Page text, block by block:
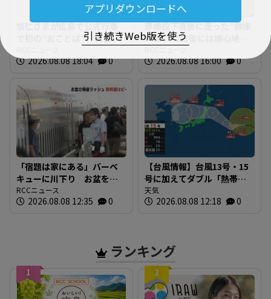
アプリダウンロードへ
引き続きWeb版を使う
悠仁さまが広島で公式行事
で初の“おことば” 朝食作
は博物館を視察
2026.08.08 18:04 0
原爆投下直後に走った“救援
バス” 2日後には爆心地至
ら復興まで支えた“バスの歴
2026.08.08 16:00 0
「宿題は家にある」バーベ
キューに川下り お盆をふ
るさとで 帰省ラッシュピ
ークで新幹線の下りはほぼ
RCCニュース
2026.08.08 12:35 0
【台風情報】台風13号・15
号に加えてダブル「熱帯低
気圧」発生へ 15号はお盆
に日本直撃か ※18日まで
天気
2026.08.08 12:18 0
ランキング
1 2